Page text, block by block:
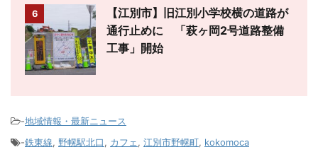
6
【江別市】旧江別小学校横の道路が
通行止めに 「萩ヶ岡2号道路整備
工事」開始
-地域情報・最新ニュース
-鉄東線, 野幌駅北口, カフェ, 江別市野幌町, kokomoca